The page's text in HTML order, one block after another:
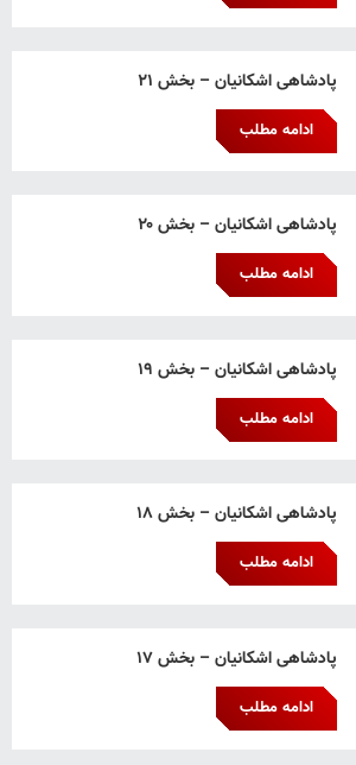
پادشاهی اشکانیان – بخش ۲۱
ادامه مطلب
پادشاهی اشکانیان – بخش ۲۰
ادامه مطلب
پادشاهی اشکانیان – بخش ۱۹
ادامه مطلب
پادشاهی اشکانیان – بخش ۱۸
ادامه مطلب
پادشاهی اشکانیان – بخش ۱۷
ادامه مطلب